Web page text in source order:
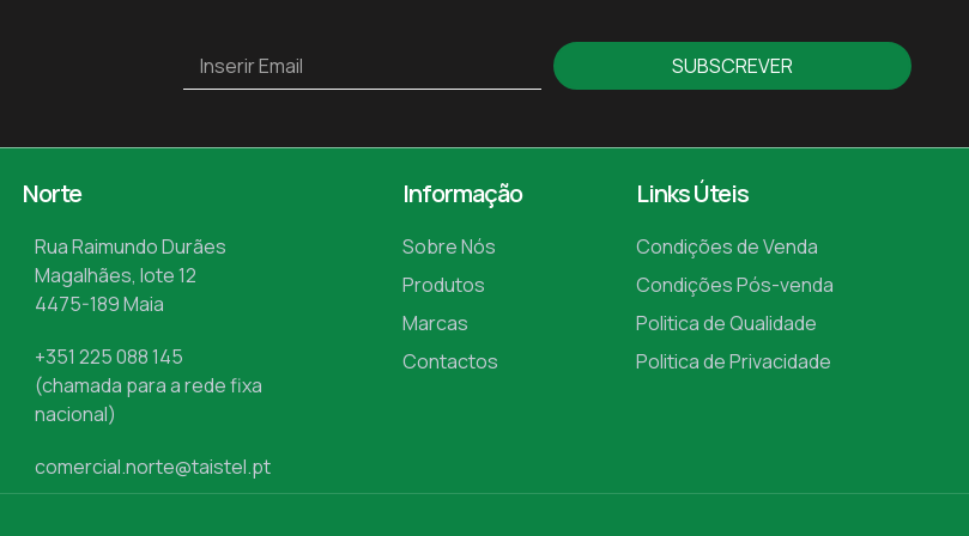
SUBSCREVER
Norte
Rua Raimundo Durães
Magalhães, lote 12
4475-189 Maia
+351 225 088 145
(chamada para a rede fixa
nacional)
comercial.norte@taistel.pt
Informação
Sobre Nós
Produtos
Marcas
Contactos
Links Úteis
Condições de Venda
Condições Pós-venda
Politica de Qualidade
Politica de Privacidade